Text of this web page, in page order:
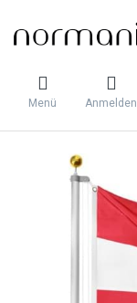
Menü Anmelden